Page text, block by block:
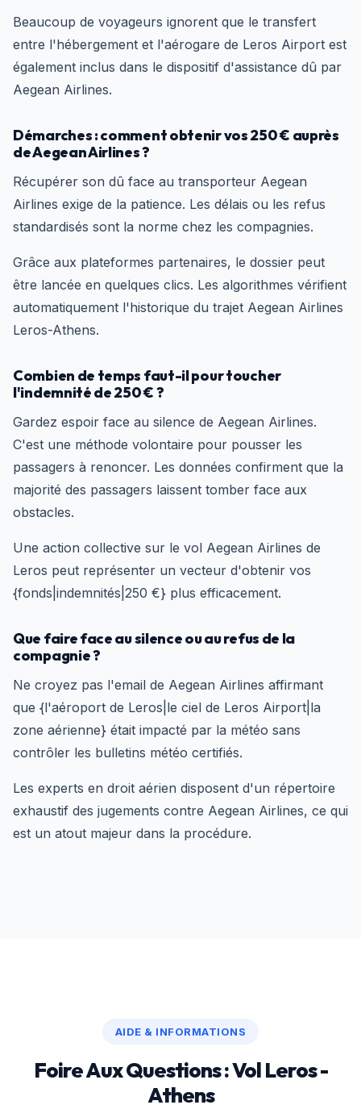
Beaucoup de voyageurs ignorent que le transfert
entre l'hébergement et l'aérogare de Leros Airport est
également inclus dans le dispositif d'assistance dû par
Aegean Airlines.
Démarches : comment obtenir vos 250 € auprès
de Aegean Airlines ?
Récupérer son dû face au transporteur Aegean
Airlines exige de la patience. Les délais ou les refus
standardisés sont la norme chez les compagnies.
Grâce aux plateformes partenaires, le dossier peut
être lancée en quelques clics. Les algorithmes vérifient
automatiquement l'historique du trajet Aegean Airlines
Leros-Athens.
Combien de temps faut-il pour toucher
l'indemnité de 250 € ?
Gardez espoir face au silence de Aegean Airlines.
C'est une méthode volontaire pour pousser les
passagers à renoncer. Les données confirment que la
majorité des passagers laissent tomber face aux
obstacles.
Une action collective sur le vol Aegean Airlines de
Leros peut représenter un vecteur d'obtenir vos
{fonds|indemnités|250 €} plus efficacement.
Que faire face au silence ou au refus de la
compagnie ?
Ne croyez pas l'email de Aegean Airlines affirmant
que {l'aéroport de Leros|le ciel de Leros Airport|la
zone aérienne} était impacté par la météo sans
contrôler les bulletins météo certifiés.
Les experts en droit aérien disposent d'un répertoire
exhaustif des jugements contre Aegean Airlines, ce qui
est un atout majeur dans la procédure.
AIDE & INFORMATIONS
Foire Aux Questions : Vol Leros -
Athens